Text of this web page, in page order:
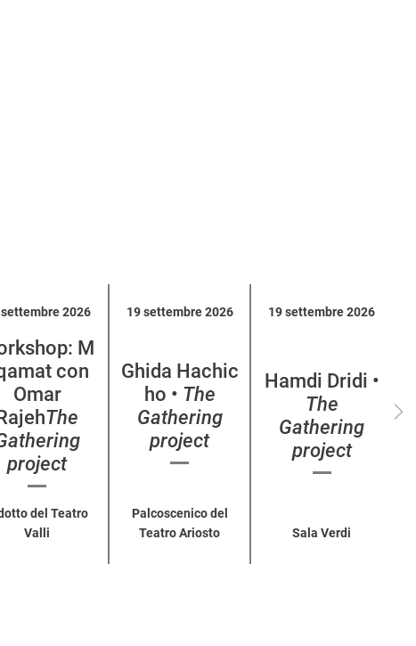
settembre 2026
M
con
Omar
RajehThe
project
del Teatro
Valli
19 settembre 2026
Ghida Hachic
ho • The
Gathering
project
Palcoscenico del
Teatro Ariosto
19 settembre 2026
Hamdi Dridi •
The
Gathering
project
Sala Verdi